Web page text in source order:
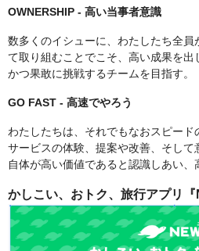
OWNERSHIP - 高い当事者意識
数多くのイシューに、わたしたち全員
て取り組むことでこそ、高い成果を
かつ果敢に挑戦するチームを目指す。
GO FAST - 高速でやろう
わたしたちは、それでもなおスピード
サービスの体験、提案や改善、そし
自体が高い価値であると認識しあい、
かしこい、おトク、旅行アプリ『